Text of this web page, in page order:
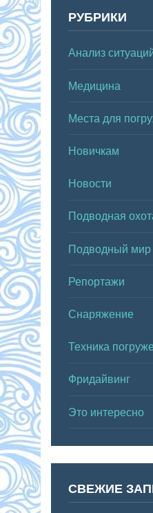
РУБРИКИ
Анализ
Медицина
Места для
Новичкам
Новости
Подводная
Подводный мир
Репортажи
Снаряжение
Техника
Фридайвинг
Это интересно
СВЕЖИЕ